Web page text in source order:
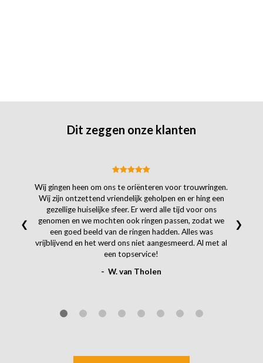
Dit zeggen onze klanten
Wij gingen heen om ons te oriënteren voor trouwringen.
Wij zijn ontzettend vriendelijk geholpen en er hing een
gezellige huiselijke sfeer. Er werd alle tijd voor ons
genomen en we mochten ook ringen passen, zodat we
een goed beeld van de ringen hadden. Alles was
vrijblijvend en het werd ons niet aangesmeerd. Al met al
een topservice!
- W. van Tholen
❮ ❯